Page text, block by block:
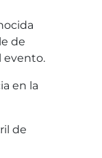
de
evento.
en la
de